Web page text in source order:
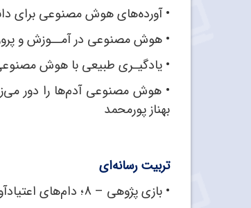
•آورده‌های هوش مصنوعی برای
• هوش مصنوعی در آمــوزش و
• یادگیـری طبیعی با هوش
• هوش مصنوعی آدم‌ها را دور
بهناز پورمحمد
تربیت رسانه‌ای
• بازی پژوهی – 8؛ دام‌های اعتیادآور بازی‌های برخط/ محسن رزاقی